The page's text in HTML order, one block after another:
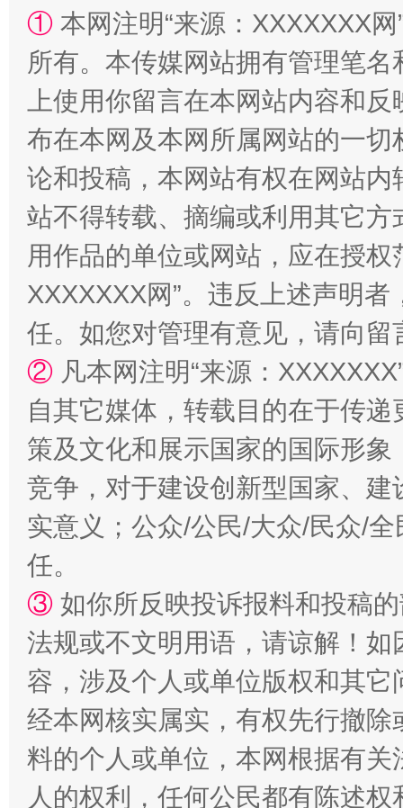
解纷+调解+退费，一次搞定
站台名比不上好声名
漫山遍野的桃花与雪山、麦地、白藏房 除
招工难、用工荒背后
① 本网注明“来源：XXXXXXX
所有。本传媒网站拥有管理笔
上使用你留言在本网站内容和
布在本网及本网所属网站的一
论和投稿，本网站有权在网站
站不得转载、摘编或利用其它
用作品的单位或网站，应在授
XXXXXXX网”。违反上述声明
任。如您对管理有意见，请向
② 凡本网注明“来源：
自其它媒体，转载目的在于传
策及文化和展示国家的国际形
竞争，对于建设创新型国家、
实意义；公众/公民/大众/民众/
任。
③ 如你所反映投诉报料和投稿
法规或不文明用语，请谅解！
容，涉及个人或单位版权和其它
经本网核实属实，有权先行撤
料的个人或单位，本网根据有
人的权利，任何公民都有陈述